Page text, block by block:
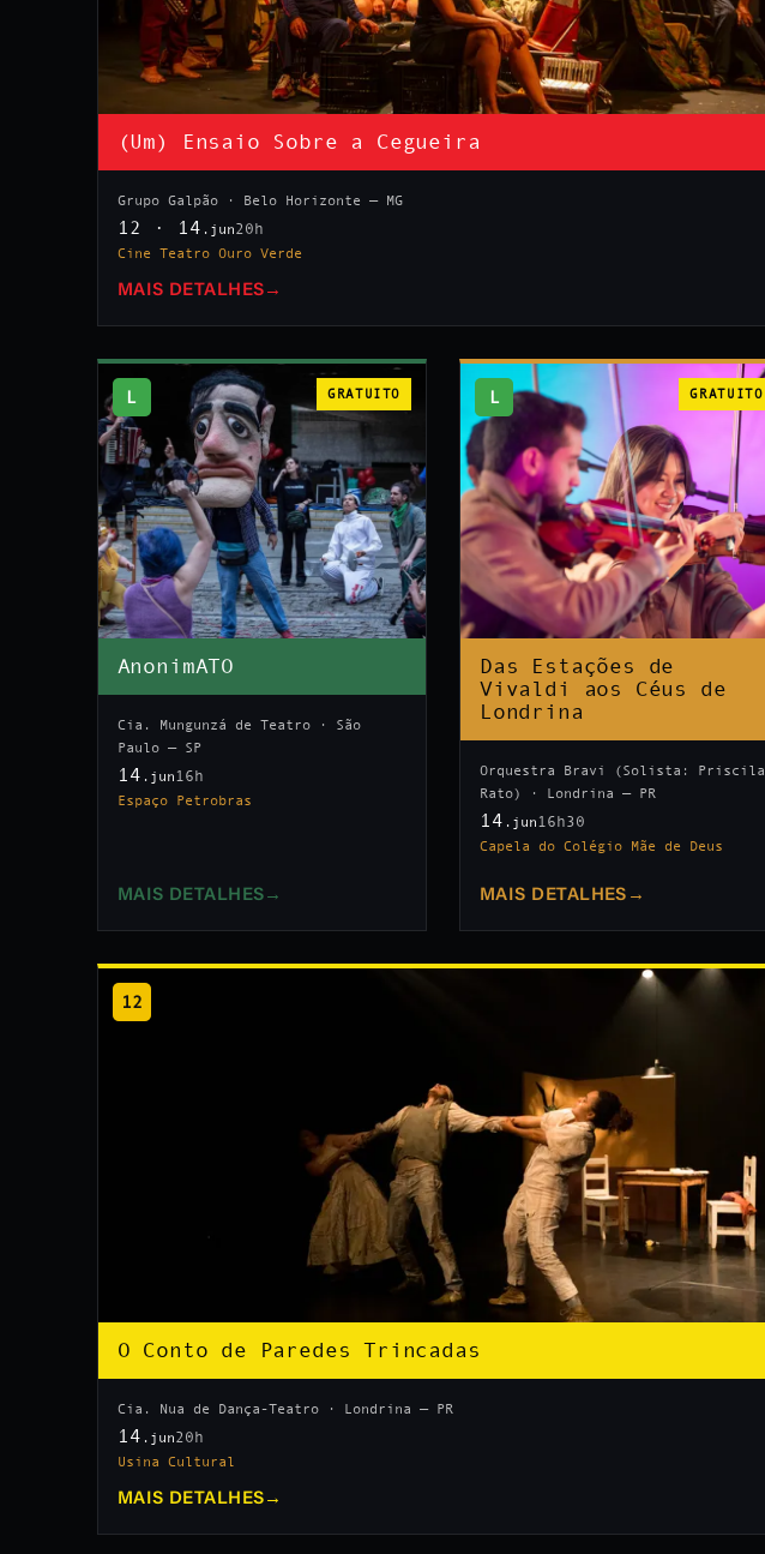
(Um) Ensaio Sobre a Cegueira
Grupo Galpão · Belo Horizonte — MG
12 · 14 .jun20h
Cine Teatro Ouro Verde
MAIS DETALHES →
L GRATUITO
AnonimATO
Cia. Mungunzá de Teatro · São
Paulo — SP
14 .jun 16h
Espaço Petrobras
MAIS DETALHES →
L GRATUITO
Das Estações de
Vivaldi aos Céus de
Londrina
Orquestra Bravi (Solista: Priscila
Rato) · Londrina — PR
14 .jun 16h30
Capela do Colégio Mãe de Deus
MAIS DETALHES →
12
O Conto de Paredes Trincadas
Cia. Nua de Dança-Teatro · Londrina — PR
14 .jun20h
Usina Cultural
MAIS DETALHES →